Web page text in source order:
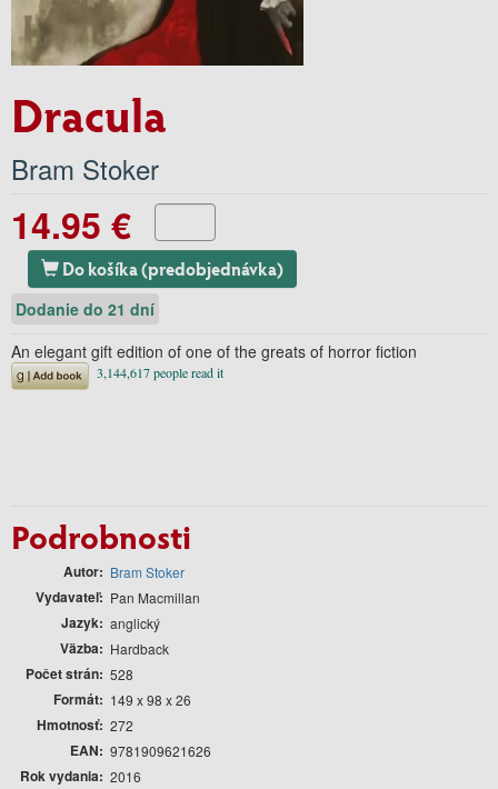
Dracula
Bram Stoker
14.95 €
Do košíka (predobjednávka)
Dodanie do 21 dní
An elegant gift edition of one of the greats of horror fiction
Podrobnosti
Autor Bram Stoker
Vydavateľ Pan Macmillan
Jazyk anglický
Väzba Hardback
Počet strán 528
Formát 149 x 98 x 26
Hmotnosť 272
EAN 9781909621626
Rok vydania 2016